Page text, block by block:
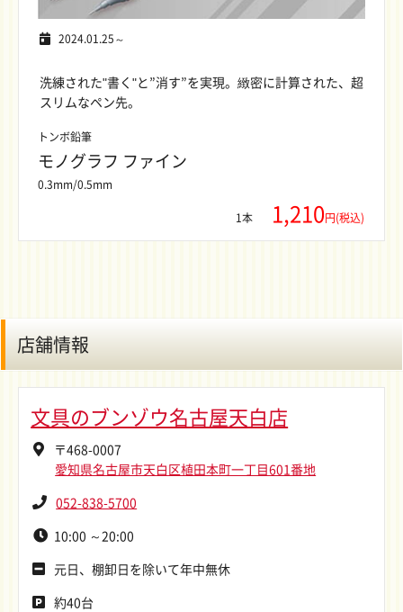
2024.01.25～
洗練された"書く"と”消す”を実現。緻密に計算された、超
スリムなペン先。
トンボ鉛筆
モノグラフ ファイン
0.3mm/0.5mm
1本 1,210円(税込)
店舗情報
文具のブンゾウ名古屋天白店
〒468-0007
愛知県名古屋市天白区植田本町一丁目601番地
052-838-5700
10:00 ～20:00
元日、棚卸日を除いて年中無休
約40台